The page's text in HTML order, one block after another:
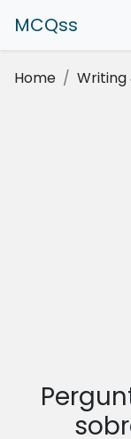
MCQss
Home Writing